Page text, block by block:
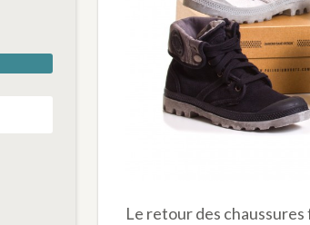
Le retour des chaussures